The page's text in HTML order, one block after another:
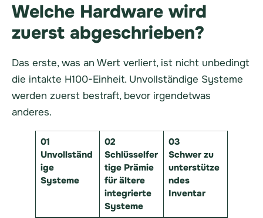
Welche Hardware wird
zuerst abgeschrieben?
Das erste, was an Wert verliert, ist nicht unbedingt
die intakte H100-Einheit. Unvollständige Systeme
werden zuerst bestraft, bevor irgendetwas
anderes.
01
Unvollständ
ige
Systeme
02
Schlüsselfer
tige Prämie
für ältere
integrierte
Systeme
03
Schwer zu
unterstütze
ndes
Inventar